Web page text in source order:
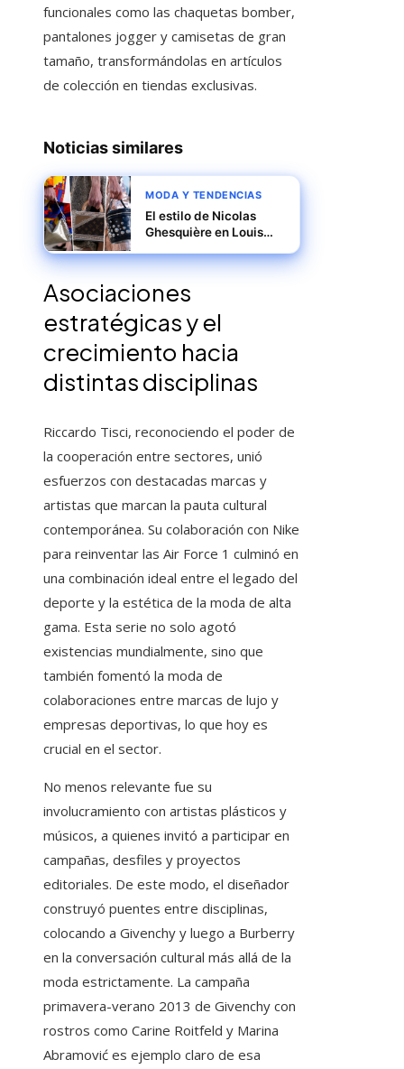
funcionales como las chaquetas bomber,
pantalones jogger y camisetas de gran
tamaño, transformándolas en artículos
de colección en tiendas exclusivas.
Noticias similares
MODA Y TENDENCIAS
El estilo de Nicolas
Ghesquière en Louis
Asociaciones
estratégicas y el
crecimiento hacia
distintas disciplinas
Riccardo Tisci, reconociendo el poder de
la cooperación entre sectores, unió
esfuerzos con destacadas marcas y
artistas que marcan la pauta cultural
contemporánea. Su colaboración con Nike
para reinventar las Air Force 1 culminó en
una combinación ideal entre el legado del
deporte y la estética de la moda de alta
gama. Esta serie no solo agotó
existencias mundialmente, sino que
también fomentó la moda de
colaboraciones entre marcas de lujo y
empresas deportivas, lo que hoy es
crucial en el sector.
No menos relevante fue su
involucramiento con artistas plásticos y
músicos, a quienes invitó a participar en
campañas, desfiles y proyectos
editoriales. De este modo, el diseñador
construyó puentes entre disciplinas,
colocando a Givenchy y luego a Burberry
en la conversación cultural más allá de la
moda estrictamente. La campaña
primavera-verano 2013 de Givenchy con
rostros como Carine Roitfeld y Marina
Abramović es ejemplo claro de esa